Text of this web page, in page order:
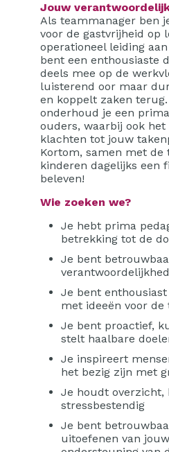
Jouw
Als teammanager ben
voor de gastvrijheid op
operationeel leiding
bent een enthousiaste
deels mee op de
luisterend oor maar
en koppelt zaken
onderhoud je een
ouders, waarbij ook het
klachten tot jouw
Kortom, samen met de
kinderen dagelijks een
beleven!
Wie zoeken we?
Je hebt prima
betrekking tot de
Je bent
Je bent
met ideeën voor de
Je bent proactief,
stelt haalbare
Je inspireert
het bezig zijn met
Je houdt overzicht,
stressbestendig
Je bent
uitoefenen van